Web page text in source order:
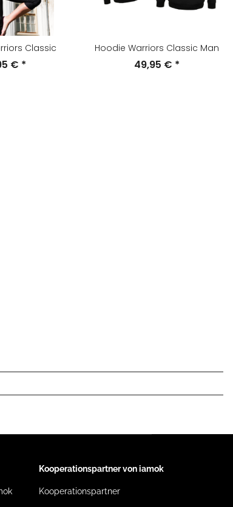
Classic
€ *
Hoodie Warriors Classic Man
49,95 € *
Kooperationspartner von iamok
Kooperationspartner